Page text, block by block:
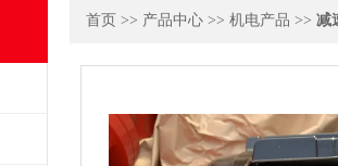
首页 >> 产品中心 >> 机电产品 >> 减